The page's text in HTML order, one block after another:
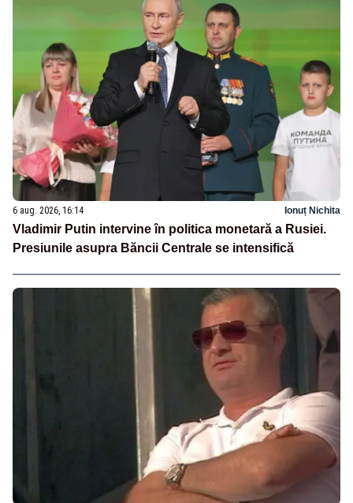
6 aug. 2026, 16:14 Ionuț Nichita
Vladimir Putin intervine în politica monetară a Rusiei.
Presiunile asupra Băncii Centrale se intensifică